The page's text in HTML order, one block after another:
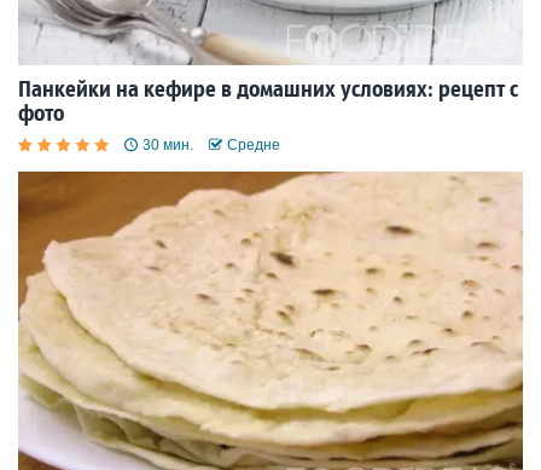
Панкейки на кефире в домашних условиях: рецепт с
фото
30 мин. Средне